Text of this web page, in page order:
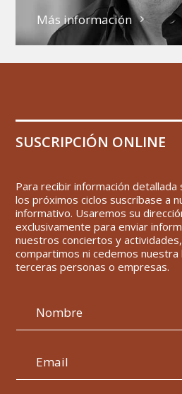
Más información
SUSCRIPCIÓN ONLINE
Para recibir información
los próximos ciclos suscríbase a
informativo. Usaremos su
exclusivamente para enviar
nuestros conciertos y
compartimos ni cedemos
terceras personas o empresas.